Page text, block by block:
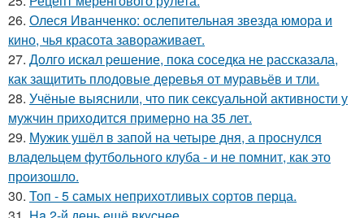
26. Олеся Иванченко: ослепительная звезда юмора и
кино, чья красота завораживает.
27. Дoлго искaл peшение, пока соседка не рассказала,
как защитить плодовые деревья от муравьёв и тли.
28. Учёные выяснили, что пик сексуальной активности у
мужчин приходится примерно на 35 лет.
29. Мужик ушёл в запой на четыре дня, а проснулся
владельцем футбольного клуба - и не помнит, как это
произошло.
30. Топ - 5 самых неприхотливых сортов перца.